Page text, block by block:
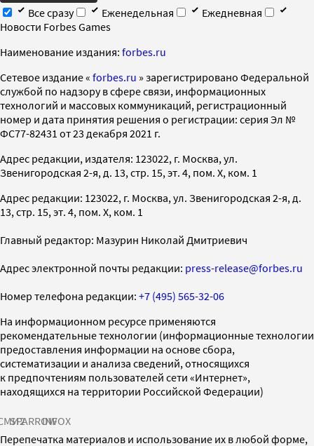
Все сразу
Еженедельная
Ежедневная
Новости Forbes Games
Наименование издания: forbes.ru
Cетевое издание « forbes.ru » зарегистрировано Федеральной
службой по надзору в сфере связи, информационных
технологий и массовых коммуникаций, регистрационный
номер и дата принятия решения о регистрации: серия Эл №
ФС77-82431 от 23 декабря 2021 г.
Адрес редакции, издателя: 123022, г. Москва, ул.
Звенигородская 2-я, д. 13, стр. 15, эт. 4, пом. X, ком. 1
Адрес редакции: 123022, г. Москва, ул. Звенигородская 2-я, д.
13, стр. 15, эт. 4, пом. X, ком. 1
Главный редактор: Мазурин Николай Дмитриевич
Адрес электронной почты редакции: press-release@forbes.ru
Номер телефона редакции: +7 (495) 565-32-06
На информационном ресурсе применяются
рекомендательные технологии (информационные технологии
предоставления информации на основе сбора,
систематизации и анализа сведений, относящихся
к предпочтениям пользователей сети «Интернет»,
находящихся на территории Российской Федерации)
SPARROWINFOX
Перепечатка материалов и использование их в любой форме,